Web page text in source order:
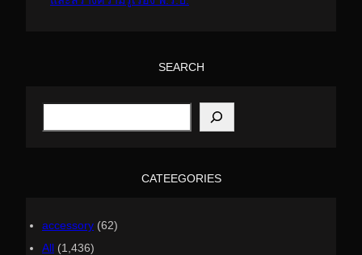
SEARCH
S
a
CATEEGORIES
accessory (62)
All (1,436)